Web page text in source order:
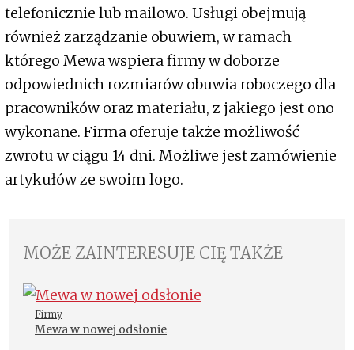
telefonicznie lub mailowo. Usługi obejmują
również zarządzanie obuwiem, w ramach
którego Mewa wspiera firmy w doborze
odpowiednich rozmiarów obuwia roboczego dla
pracowników oraz materiału, z jakiego jest ono
wykonane. Firma oferuje także możliwość
zwrotu w ciągu 14 dni. Możliwe jest zamówienie
artykułów ze swoim logo.
MOŻE ZAINTERESUJE CIĘ TAKŻE
Firmy
Mewa w nowej odsłonie